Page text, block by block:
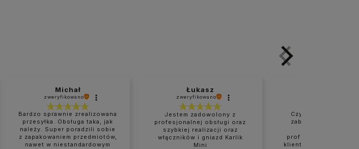
Michał
zweryfikowano
Bardzo sprawnie zrealizowana
przesyłka. Obsługa taka, jak
należy. Super poradzili sobie
z zapakowaniem przedmiotów,
nawet w niestandardowym
Łukasz
zweryfikowano
Jestem zadowolony z
profesjonalnej obsługi oraz
szybkiej realizacji oraz
włączników i gniazd Karlik
Mini
Czysta i naprawdę
zabezpieczona
profesjonalne
klienta. Wszystko